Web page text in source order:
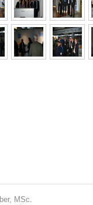
MSc.